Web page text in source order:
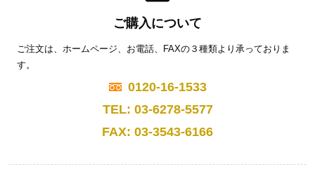
ご購入について
ご注文は、ホームページ、お電話、FAXの３種類より承っておりま
す。
0120-16-1533
TEL: 03-6278-5577
FAX: 03-3543-6166